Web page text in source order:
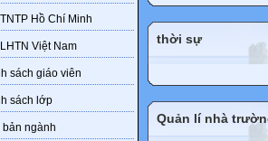
Hồ Chí Minh
Việt Nam
sách giáo viên
sách lớp
bản ngành
thời sự
Quản lí nhà